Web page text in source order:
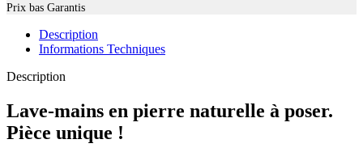
Prix bas Garantis
Description
Informations Techniques
Description
Lave-mains en pierre naturelle à poser.
Pièce unique !